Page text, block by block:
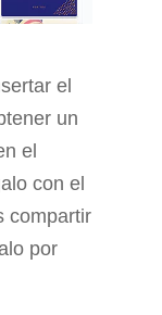
el
un
el
con el
compartir
por